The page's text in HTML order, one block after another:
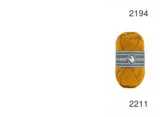
2194
2211